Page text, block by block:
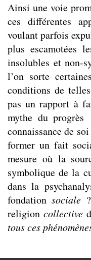
Ainsi une voie
ces différentes
voulant parfois
plus escamotées
insolubles et non-
l’on sorte
conditions de
pas un rapport à
mythe du
connaissance de
former un fait
mesure où la
symbolique de la
dans la
fondation sociale?
religion collective
tous ces